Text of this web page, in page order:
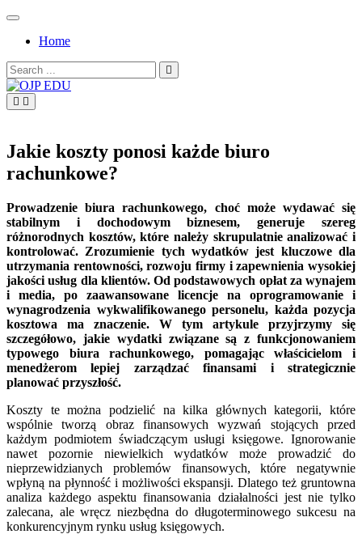
Skip
contentHome
Search
for:
Jakie koszty ponosi każde biuro
rachunkowe?
Prowadzenie biura rachunkowego, choć może wydawać się
stabilnym i dochodowym biznesem, generuje szereg
różnorodnych kosztów, które należy skrupulatnie analizować i
kontrolować. Zrozumienie tych wydatków jest kluczowe dla
utrzymania rentowności, rozwoju firmy i zapewnienia wysokiej
jakości usług dla klientów. Od podstawowych opłat za wynajem
i media, po zaawansowane licencje na oprogramowanie i
wynagrodzenia wykwalifikowanego personelu, każda pozycja
kosztowa ma znaczenie. W tym artykule przyjrzymy się
szczegółowo, jakie wydatki związane są z funkcjonowaniem
typowego biura rachunkowego, pomagając właścicielom i
menedżerom lepiej zarządzać finansami i strategicznie
planować przyszłość.
Koszty te można podzielić na kilka głównych kategorii, które
wspólnie tworzą obraz finansowych wyzwań stojących przed
każdym podmiotem świadczącym usługi księgowe. Ignorowanie
nawet pozornie niewielkich wydatków może prowadzić do
nieprzewidzianych problemów finansowych, które negatywnie
wpłyną na płynność i możliwości ekspansji. Dlatego też gruntowna
analiza każdego aspektu finansowania działalności jest nie tylko
zalecana, ale wręcz niezbędna do długoterminowego sukcesu na
konkurencyjnym rynku usług księgowych.